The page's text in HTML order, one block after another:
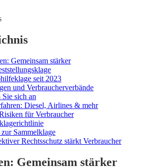
Gemeinsam stärker
seit 2023
und Verbraucherverbände
Sie sich an
Diesel, Airlines & mehr
für Verbraucher
Sammelklage
Rechtsschutz stärkt Verbraucher
Gemeinsam stärker